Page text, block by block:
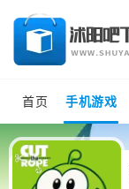
首页 手机游戏